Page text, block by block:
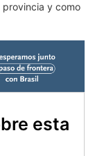
y como
esta